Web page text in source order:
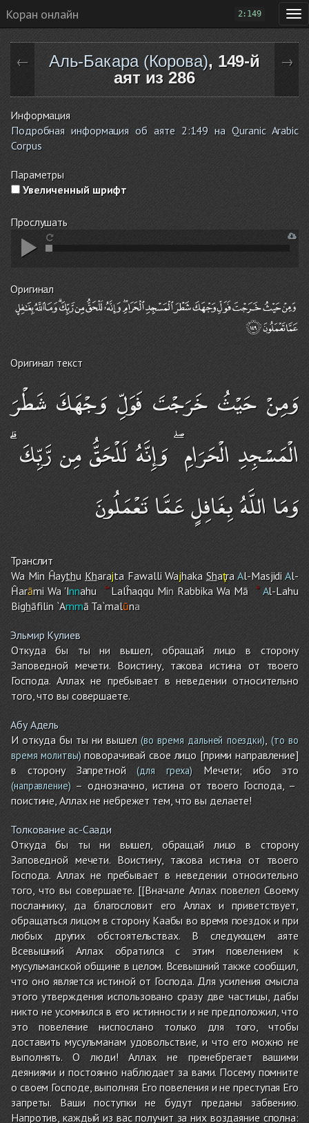
Коран онлайн 2:149
← Аль-Бакара (Корова), 149-й
аят из 286
→
Информация
Подробная информация об аяте 2:149 на Quranic Arabic
Corpus
Параметры
Увеличенный шрифт
Прослушать
Оригинал
Оригинал текст
وَمِنْ حَيْثُ خَرَجْتَ فَوَلِّ وَجْهَكَ شَطْرَ
الْمَسْجِدِ الْحَرَامِ ۖ وَإِنَّهُ لَلْحَقُّ مِن رَّبِّكَ ۗ
وَمَا اللَّهُ بِغَافِلٍ عَمَّا تَعْمَلُونَ
Транслит
Wa Min Ĥaythu Kharajta Fawalli Wajhaka Shaţra Al-Masjidi Al-
Ĥarāmi Wa 'Innahu Lalĥaqqu Min Rabbika Wa Mā Al-Lahu
Bighāfilin `Ammā Ta`malūna
Эльмир Кулиев
Откуда бы ты ни вышел, обращай лицо в сторону
Заповедной мечети. Воистину, такова истина от твоего
Господа. Аллах не пребывает в неведении относительно
того, что вы совершаете.
Абу Адель
И откуда бы ты ни вышел(во время дальней поездки), (то во
время молитвы)поворачивай свое лицо [прими направление]
в сторону Запретной(для греха) Мечети; ибо это
(направление)– однозначно, истина от твоего Господа, –
поистине, Аллах не небрежет тем, что вы делаете!
Толкование ас-Саади
Откуда бы ты ни вышел, обращай лицо в сторону
Заповедной мечети. Воистину, такова истина от твоего
Господа. Аллах не пребывает в неведении относительно
того, что вы совершаете. [[Вначале Аллах повелел Своему
посланнику, да благословит его Аллах и приветствует,
обращаться лицом в сторону Каабы во время поездок и при
любых других обстоятельствах. В следующем аяте
Всевышний Аллах обратился с этим повелением к
мусульманской общине в целом. Всевышний также сообщил,
что оно является истиной от Господа. Для усиления смысла
этого утверждения использовано сразу две частицы, дабы
никто не усомнился в его истинности и не предположил, что
это повеление ниспослано только для того, чтобы
доставить мусульманам удовольствие, и что его можно не
выполнять. О люди! Аллах не пренебрегает вашими
деяниями и постоянно наблюдает за вами. Посему помните
о своем Господе, выполняя Его повеления и не преступая Его
запреты. Ваши поступки не будут преданы забвению.
Напротив, каждый из вас получит за них воздаяние сполна: